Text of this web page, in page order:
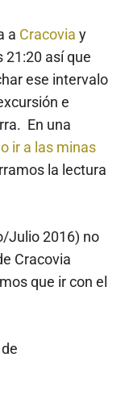
a Cracovia y
21:20 así que
ese intervalo
e
En una
ir a las minas
la lectura
Julio 2016) no
Cracovia
que ir con el